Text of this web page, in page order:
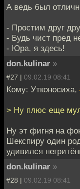
А ведь был
- Простим друг
- Будь чист пред
- Юра, я здесь!
don.kulinar »
#27 | 09.02.19 08:41
Кому: Утконосиха,
> Ну плюс еще
Ну эт фигня на
Шекспиру один
удивился
don.kulinar »
#28 | 09.02.19 08:41